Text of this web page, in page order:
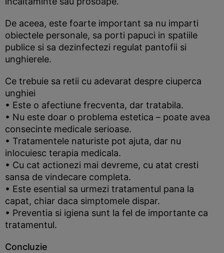
De aceea, este foarte important sa nu imparti
obiectele personale, sa porti papuci in spatiile
publice si sa dezinfectezi regulat pantofii si
unghierele.
Ce trebuie sa retii cu adevarat despre ciuperca
unghiei
• Este o afectiune frecventa, dar tratabila.
• Nu este doar o problema estetica – poate avea
consecinte medicale serioase.
• Tratamentele naturiste pot ajuta, dar nu
inlocuiesc terapia medicala.
• Cu cat actionezi mai devreme, cu atat cresti
sansa de vindecare completa.
• Este esential sa urmezi tratamentul pana la
capat, chiar daca simptomele dispar.
• Preventia si igiena sunt la fel de importante ca
tratamentul.
Concluzie